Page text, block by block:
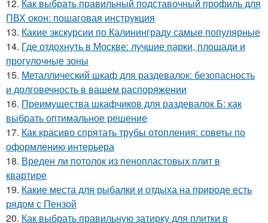
12. Как выбрать правильный подставочный профиль для
ПВХ окон: пошаговая инструкция
13. Какие экскурсии по Калининграду самые популярные
14. Где отдохнуть в Москве: лучшие парки, площади и
прогулочные зоны
15. Металлический шкаф для раздевалок: безопасность
и долговечность в вашем распоряжении
16. Преимущества шкафчиков для раздевалок Б: как
выбрать оптимальное решение
17. Как красиво спрятать трубы отопления: советы по
оформлению интерьера
18. Вреден ли потолок из пенопластовых плит в
квартире
19. Какие места для рыбалки и отдыха на природе есть
рядом с Пензой
20. Как выбрать правильную затирку для плитки в